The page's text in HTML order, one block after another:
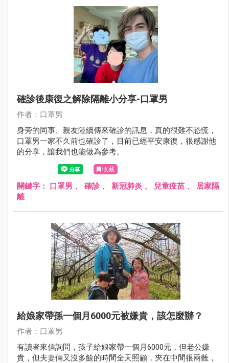
確診後康復之解除隔離小分享-口罩男
作者：口罩男
身旁的同事、親友陸續傳來確診的訊息，真的很難不恐慌，
口罩男一家不久前也確診了，目前已經平安康復，很感謝他
的分享，讓我們也能做為參考。
收藏
關鍵字： 口罩男 、 確診 、 新冠肺炎 、 兒童疫苗 、
居家隔
離
給娘家帶孫一個月6000元被嫌貴，該怎麼辦？
作者：口罩男
有讀者來信詢問，孩子給娘家帶一個月6000元，但老公嫌
貴，但夫妻倆又沒多餘的時間全天照顧，夾在中間很兩難，